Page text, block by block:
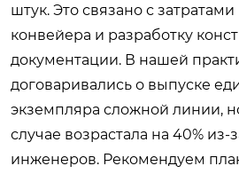
штук. Это связано с
конвейера и разработку
документации. В нашей
договаривались о выпуске
экземпляра сложной линии,
случае возрастала на 40% из-
инженеров. Рекомендуем